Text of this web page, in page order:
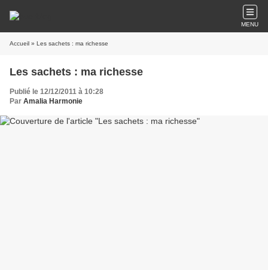
MENU
Accueil » Les sachets : ma richesse
Les sachets : ma richesse
Publié le 12/12/2011 à 10:28
Par Amalia Harmonie